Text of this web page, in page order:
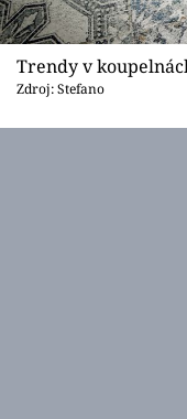
Trendy v
Zdroj: Stefano